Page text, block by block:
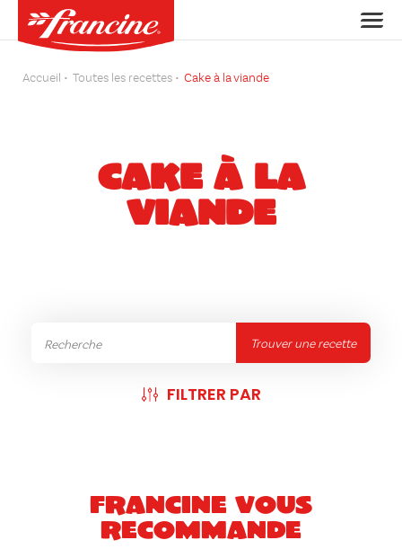
Accueil Toutes les recettes Cake à la viande
CAKE À LA
VIANDE
Trouver une recette
FILTRER PAR
Francine vous
recommande